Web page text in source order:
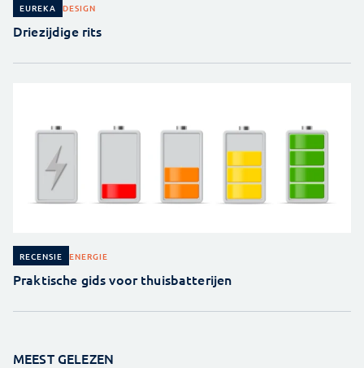
EUREKA DESIGN
Driezijdige rits
RECENSIE ENERGIE
Praktische gids voor thuisbatterijen
MEEST GELEZEN